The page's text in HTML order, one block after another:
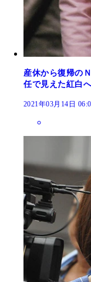
産休から復帰の
任で見えた紅白
2021年03月14日